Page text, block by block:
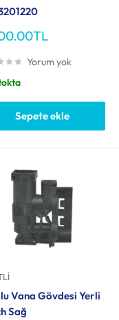
Yorum yok
Sepete ekle
Vana Gövdesi Yerli
Sağ